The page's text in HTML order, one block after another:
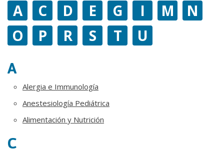
A C D E G I M
N
O
P R S T U
A
Alergia e Immunología
Anestesiología Pediátrica
Alimentación y Nutrición
C